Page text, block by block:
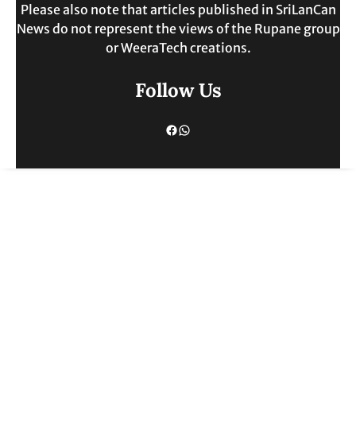
Please also note that articles published in SriLanCan
News do not represent the views of the Rupane group
or WeeraTech creations.
Follow Us
Facebook
WhatsApp